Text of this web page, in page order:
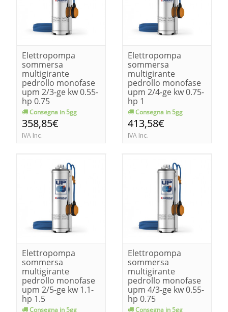
Elettropompa
sommersa
multigirante
pedrollo monofase
upm 2/3-ge kw 0.55-
hp 0.75
Consegna in 5gg
358,85€
IVA Inc.
Elettropompa
sommersa
multigirante
pedrollo monofase
upm 2/4-ge kw 0.75-
hp 1
Consegna in 5gg
413,58€
IVA Inc.
Elettropompa
sommersa
multigirante
pedrollo monofase
upm 2/5-ge kw 1.1-
hp 1.5
Consegna in 5gg
Elettropompa
sommersa
multigirante
pedrollo monofase
upm 4/3-ge kw 0.55-
hp 0.75
Consegna in 5gg